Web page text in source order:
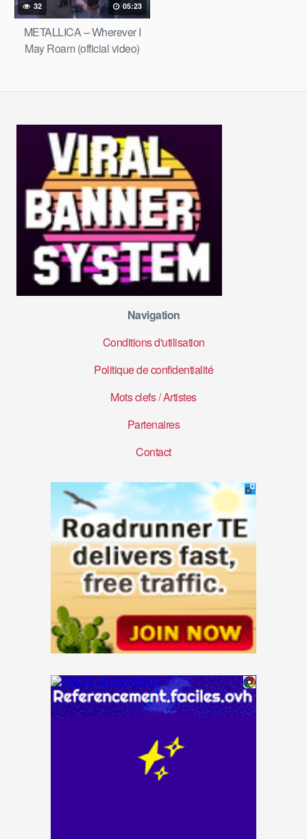
32 05:23
METALLICA – Wherever I
May Roam (official video)
Navigation
Conditions d'utilisation
Politique de confidentialité
Mots clefs/Artistes
Partenaires
Contact